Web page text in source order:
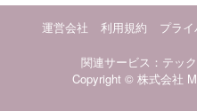
運営会社 利用規約 プラ
関連サービス：テッ
Copyright © 株式会社